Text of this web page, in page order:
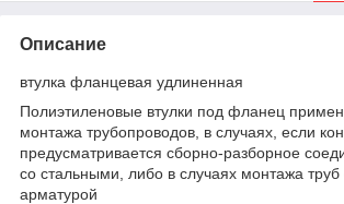
Описание
втулка фланцевая удлиненная
Полиэтиленовые втулки под фланец
монтажа трубопроводов, в случаях, если
предусматривается сборно-разборное
со стальными, либо в случаях монтажа труб
арматурой